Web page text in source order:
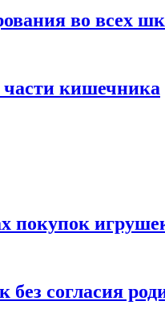
во всех
части кишечника
покупок
согласия